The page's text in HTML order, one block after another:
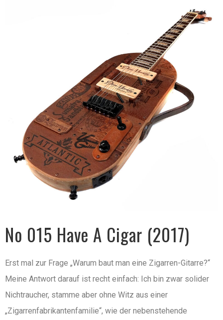
No 015 Have A Cigar (2017)
Erst mal zur Frage „Warum baut man eine Zigarren-Gitarre?“
Meine Antwort darauf ist recht einfach: Ich bin zwar solider
Nichtraucher, stamme aber ohne Witz aus einer
„Zigarrenfabrikantenfamilie“, wie der nebenstehende